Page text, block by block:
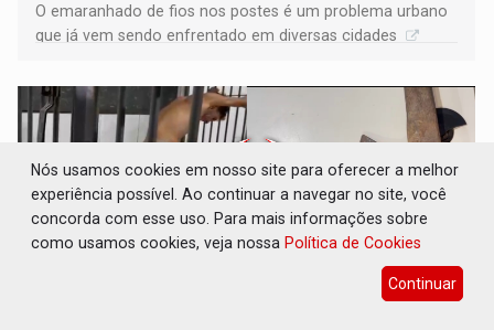
O emaranhado de fios nos postes é um problema urbano
que já vem sendo enfrentado em diversas cidades
Nós usamos cookies em nosso site para oferecer a melhor
experiência possível. Ao continuar a navegar no site, você
concorda com esse uso. Para mais informações sobre
como usamos cookies, veja nossa Política de Cookies
Continuar